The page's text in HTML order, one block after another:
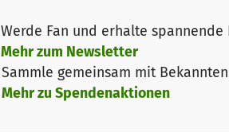
Werde Fan und erhalte
Mehr zum Newsletter
Sammle gemeinsam mit
Mehr zu Spendenaktionen